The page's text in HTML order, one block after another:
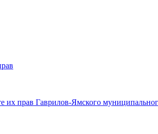
их прав Гаврилов-Ямского